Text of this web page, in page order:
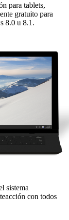
para tablets,
gratuito para
8.0 u 8.1.
sistema
con todos